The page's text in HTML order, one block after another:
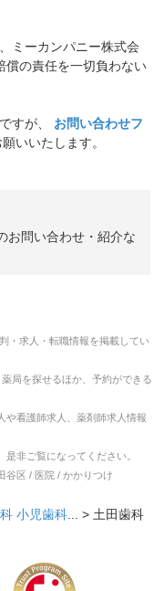
ミーカンパニー株式会
償の責任を一切負わない
すが、
お問い合わせフ
いいたします。
お問い合わせ・紹介な
・求人・転職情報を掲載してい
局を探せるほか、予約ができる
や看護師求人、薬剤師求人情報
非ご覧になってください。
谷区 / 医院 / かかりつけ
小児歯科 ... > 土田歯科